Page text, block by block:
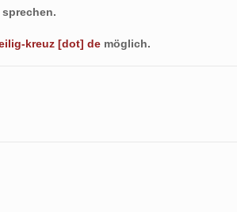
kreuz [dot] de möglich.